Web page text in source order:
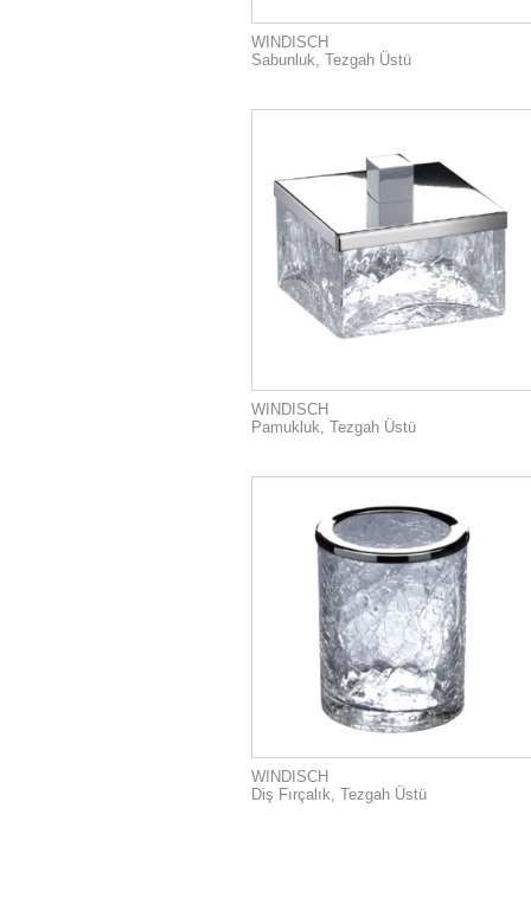
WINDISCH
Sabunluk, Tezgah Üstü
WINDISCH
Pamukluk, Tezgah Üstü
WINDISCH
Diş Fırçalık, Tezgah Üstü